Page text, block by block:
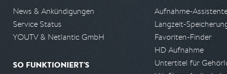
News & Ankündigungen
Service Status
YOUTV & Netlantic GmbH
SO FUNKTIONIERT'S
Aufnahme-
Langzeit-
Favoriten-Finder
HD Aufnahme
Untertitel für